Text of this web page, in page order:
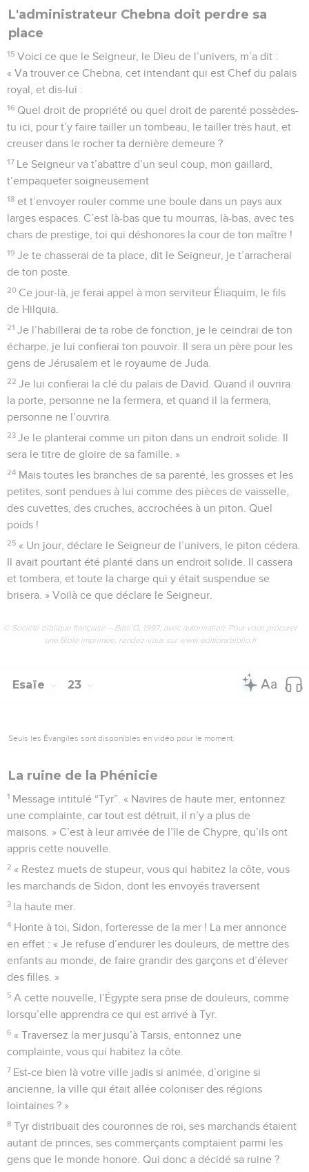
L'administrateur Chebna doit perdre sa
place
15 Voici ce que le Seigneur, le Dieu de l’univers, m’a dit :
« Va trouver ce Chebna, cet intendant qui est Chef du palais
royal, et dis-lui :
16 Quel droit de propriété ou quel droit de parenté possèdes-
tu ici, pour t’y faire tailler un tombeau, le tailler très haut, et
creuser dans le rocher ta dernière demeure ?
17 Le Seigneur va t’abattre d’un seul coup, mon gaillard,
t’empaqueter soigneusement
18 et t’envoyer rouler comme une boule dans un pays aux
larges espaces. C’est là-bas que tu mourras, là-bas, avec tes
chars de prestige, toi qui déshonores la cour de ton maître !
19 Je te chasserai de ta place, dit le Seigneur, je t’arracherai
de ton poste.
20 Ce jour-là, je ferai appel à mon serviteur Éliaquim, le fils
de Hilquia.
21 Je l’habillerai de ta robe de fonction, je le ceindrai de ton
écharpe, je lui confierai ton pouvoir. Il sera un père pour les
gens de Jérusalem et le royaume de Juda.
22 Je lui confierai la clé du palais de David. Quand il ouvrira
la porte, personne ne la fermera, et quand il la fermera,
personne ne l’ouvrira.
23 Je le planterai comme un piton dans un endroit solide. Il
sera le titre de gloire de sa famille. »
24 Mais toutes les branches de sa parenté, les grosses et les
petites, sont pendues à lui comme des pièces de vaisselle,
des cuvettes, des cruches, accrochées à un piton. Quel
poids !
25 « Un jour, déclare le Seigneur de l’univers, le piton cédera.
Il avait pourtant été planté dans un endroit solide. Il cassera
et tombera, et toute la charge qui y était suspendue se
brisera. » Voilà ce que déclare le Seigneur.
© Société biblique française – Bibli’O, 1997, avec autorisation. Pour vous procurer
une Bible imprimée, rendez-vous sur www.editionsbiblio.fr
Esaïe 23
Seuls les Évangiles sont disponibles en vidéo pour le moment.
La ruine de la Phénicie
1 Message intitulé “Tyr”. « Navires de haute mer, entonnez
une complainte, car tout est détruit, il n’y a plus de
maisons. » C’est à leur arrivée de l’île de Chypre, qu’ils ont
appris cette nouvelle.
2 « Restez muets de stupeur, vous qui habitez la côte, vous
les marchands de Sidon, dont les envoyés traversent
3 la haute mer.
4 Honte à toi, Sidon, forteresse de la mer ! La mer annonce
en effet : « Je refuse d’endurer les douleurs, de mettre des
enfants au monde, de faire grandir des garçons et d’élever
des filles. »
5 A cette nouvelle, l’Égypte sera prise de douleurs, comme
lorsqu’elle apprendra ce qui est arrivé à Tyr.
6 « Traversez la mer jusqu’à Tarsis, entonnez une
complainte, vous qui habitez la côte.
7 Est-ce bien là votre ville jadis si animée, d’origine si
ancienne, la ville qui était allée coloniser des régions
lointaines ? »
8 Tyr distribuait des couronnes de roi, ses marchands étaient
autant de princes, ses commerçants comptaient parmi les
gens que le monde honore. Qui donc a décidé sa ruine ?